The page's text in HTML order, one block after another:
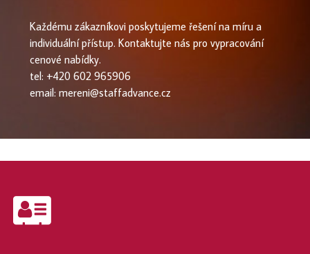
Každému zákazníkovi poskytujeme řešení na míru a
individuální přístup. Kontaktujte nás pro vypracování
cenové nabídky.
tel: +420 602 965906
email: mereni@staffadvance.cz